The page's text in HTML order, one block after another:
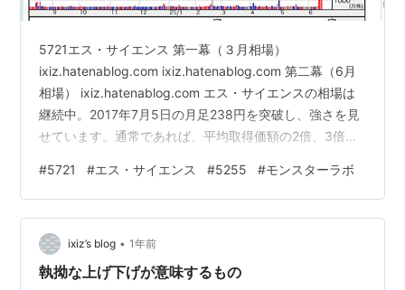
5721エス・サイエンス 第一幕（３月相場）
ixiz.hatenablog.com ixiz.hatenablog.com 第二幕（6月
相場） ixiz.hatenablog.com エス・サイエンスの相場は
継続中。2017年7月5日の月足238円を突破し、強さを見
せています。通常であれば、平均取得価額の2倍、3倍で
ません。その理由は、とても強いから。含み益は増大中
ですが、出口戦略はすでに策定済みです。 5255モンスタ
ーラボ：大底圏脱出成功か？ チャートを見ると、大底圏
からの脱出に成功した可能性が高いです。大底2本陽線が
出現し、上昇の兆しが…
#5721 #エス・サイエンス #5255 #モンスターラボ
ixiz’s blog • 1年前
執拗な上げ下げが意味するもの